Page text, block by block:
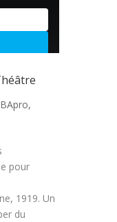
BApro,
pour
1919. Un
du